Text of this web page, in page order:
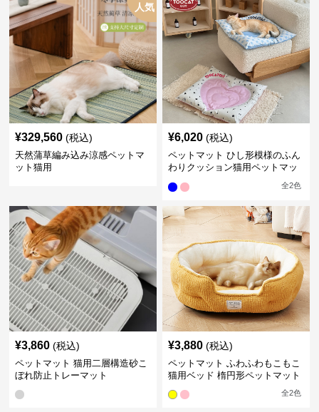
人気
¥329,560 (税込)
天然蒲草編み込み涼感ペットマ
ット猫用
¥6,020 (税込)
ペットマット ひし形模様のふん
わりクッション猫用ペットマッ
全2色
¥3,860 (税込)
ペットマット 猫用二層構造砂こ
ぼれ防止トレーマット
¥3,880 (税込)
ペットマット ふわふわもこもこ
猫用ベッド 楕円形ペットマット
全2色